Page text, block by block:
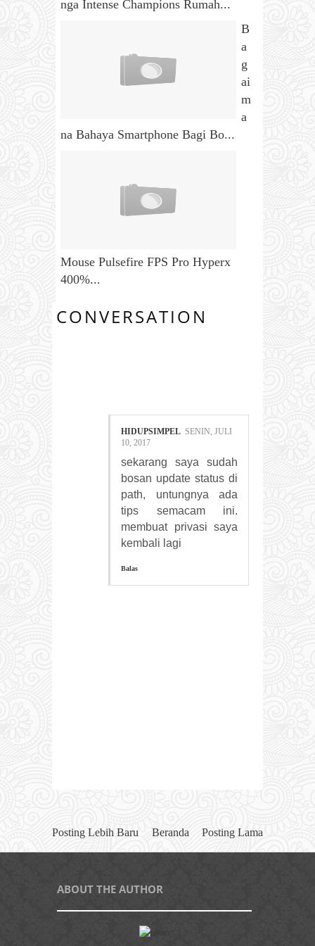
nga Intense Champions Rumah...
B
a
g
ai
m
a
na Bahaya Smartphone Bagi Bo...
Mouse Pulsefire FPS Pro Hyperx
400%...
CONVERSATION
HIDUPSIMPEL SENIN, JULI
10, 2017
sekarang saya sudah
bosan update status di
path, untungnya ada
tips semacam ini.
membuat privasi saya
kembali lagi
Balas
Posting Lebih Baru Posting Lama
Beranda
ABOUT THE AUTHOR